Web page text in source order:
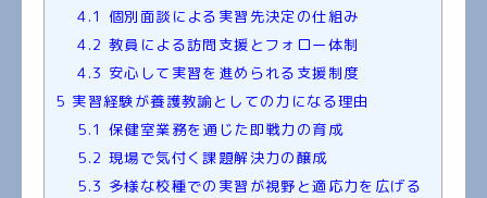
4.1 個別面談による実習先決定の仕組み
4.2 教員による訪問支援とフォロー体制
4.3 安心して実習を進められる支援制度
5 実習経験が養護教諭としての力になる理由
5.1 保健室業務を通じた即戦力の育成
5.2 現場で気付く課題解決力の醸成
5.3 多様な校種での実習が視野と適応力を広げる